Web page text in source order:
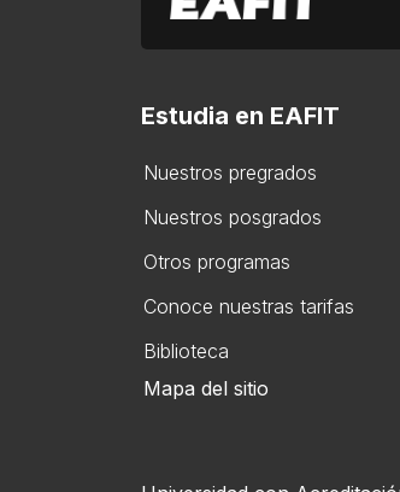
Estudia en EAFIT
Nuestros pregrados
Nuestros posgrados
Otros programas
Conoce nuestras tarifas
Biblioteca
Mapa del sitio